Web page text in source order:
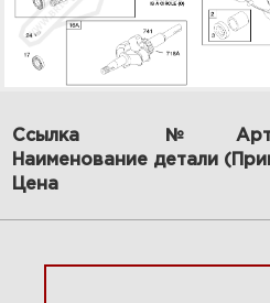
3 Карбюратор
Ссылка №
Наименование детали
Цена